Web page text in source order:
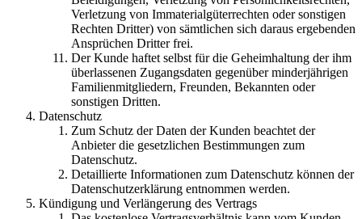
Verletzung von Immaterialgüterrechten oder sonstigen
Rechten Dritter) von sämtlichen sich daraus ergebenden
Ansprüchen Dritter frei.
Der Kunde haftet selbst für die Geheimhaltung der ihm
überlassenen Zugangsdaten gegenüber minderjährigen
Familienmitgliedern, Freunden, Bekannten oder
sonstigen Dritten.
Datenschutz
Zum Schutz der Daten der Kunden beachtet der
Anbieter die gesetzlichen Bestimmungen zum
Datenschutz.
Detaillierte Informationen zum Datenschutz können der
Datenschutzerklärung entnommen werden.
Kündigung und Verlängerung des Vertrags